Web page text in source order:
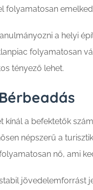
folyamatosan
a helyi
folyamatosan
tényező lehet.
a befektetők
népszerű a
nő, ami
jövedelemforrást